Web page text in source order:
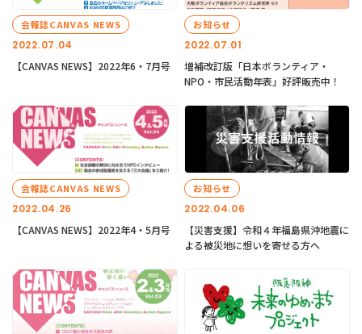
2022.07.04
会報誌CANVAS NEWS
【CANVAS NEWS】2022年6・7月号
2022.07.01
お知らせ
増補改訂版「日本ボランティア・
NPO・市民活動年表」好評販売中！
2022.04.26
会報誌CANVAS NEWS
【CANVAS NEWS】2022年4・5月号
2022.04.06
お知らせ
【災害支援】令和４年福島県沖地震に
よる被災地に想いを寄せる方へ